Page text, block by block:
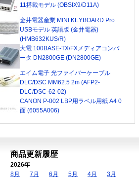
11搭載モデル (OBSIX9/D11A)
金井電器産業 MINI KEYBOARD Pro
USBモデル 英語版 (金井電器)
(HMB632KUS/R)
大電 100BASE-TX/FXメディアコンバ
ータ DN2800GE (DN2800GE)
エイム電子 光ファイバーケーブル
DLC/DSC MM62.5 2m (AFP2-
DLC/DSC-62-02)
CANON P-002 LBP用ラベル用紙 A4 0
面 (6055A006)
商品更新履歴
2026年
8月
7月 6月 5月 4月
3月